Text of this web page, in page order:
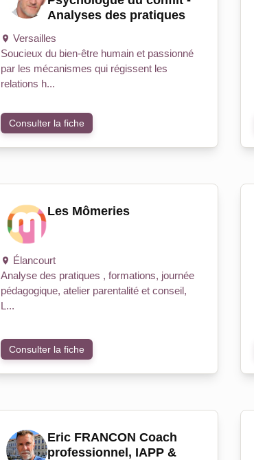
Analyses des pratiques
Versailles
Soucieux du bien-être humain et passionné
par les mécanismes qui régissent les
relations h...
Consulter la fiche
Les Mômeries
Élancourt
Analyse des pratiques , formations, journée
pédagogique, atelier parentalité et conseil,
L...
Consulter la fiche
Eric FRANCON Coach
professionnel, IAPP &